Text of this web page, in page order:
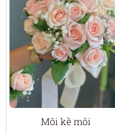
Môi kề môi